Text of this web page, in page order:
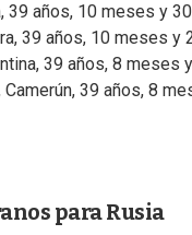
39 años, 10 meses y
39 años, 10 meses y
39 años, 8 meses
39 años, 8
para Rusia